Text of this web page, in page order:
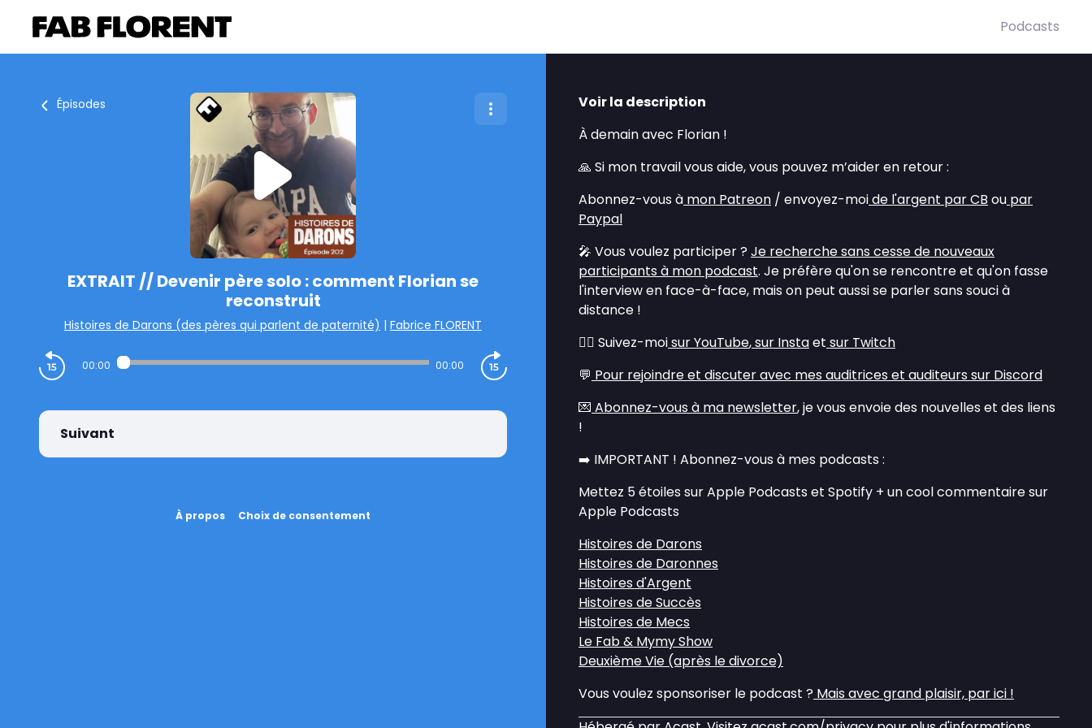
Podcasts
Épisodes
EXTRAIT // Devenir père solo : comment Florian se
reconstruit
Histoires de Darons (des pères qui parlent de paternité) | Fabrice FLORENT
00:00 00:00
Suivant
À propos Choix de consentement
Voir la description
À demain avec Florian !
🙏 Si mon travail vous aide, vous pouvez m’aider en retour :
Abonnez-vous à mon Patreon / envoyez-moide l'argent par CB ou par
Paypal
🎤 Vous voulez participer ? Je recherche sans cesse de nouveaux
participants à mon podcast. Je préfère qu'on se rencontre et qu'on fasse
l'interview en face-à-face, mais on peut aussi se parler sans souci à
distance !
💁‍♂️ Suivez-moisur YouTube,sur Instaet sur Twitch
💬 Pour rejoindre et discuter avec mes auditrices et auditeurs sur Discord
💌 Abonnez-vous à ma newsletter, je vous envoie des nouvelles et des liens
!
➡️ IMPORTANT ! Abonnez-vous à mes podcasts :
Mettez 5 étoiles sur Apple Podcasts et Spotify + un cool commentaire sur
Apple Podcasts
Histoires de Darons
Histoires de Daronnes
Histoires d'Argent
Histoires de Succès
Histoires de Mecs
Le Fab & Mymy Show
Deuxième Vie (après le divorce)
Vous voulez sponsoriser le podcast ? Mais avec grand plaisir, par ici !